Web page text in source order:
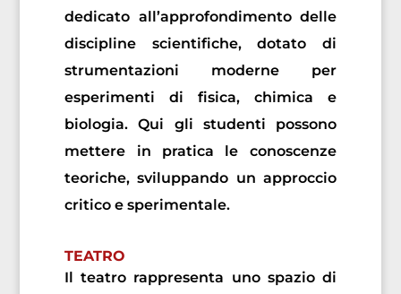
dedicato all’approfondimento delle
discipline scientifiche, dotato di
strumentazioni moderne per
esperimenti di fisica, chimica e
biologia. Qui gli studenti possono
mettere in pratica le conoscenze
teoriche, sviluppando un approccio
critico e sperimentale.
TEATRO
Il teatro rappresenta uno spazio di